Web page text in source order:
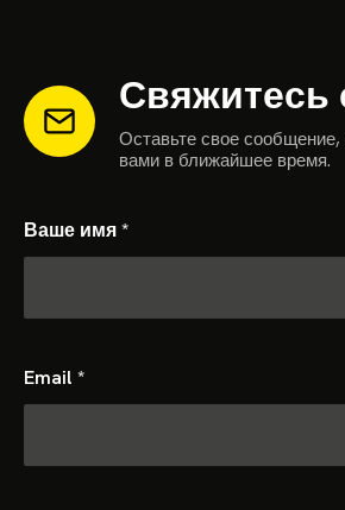
Свяжитесь
Оставьте свое
вами в ближайшее время.
Ваше имя*
Email *